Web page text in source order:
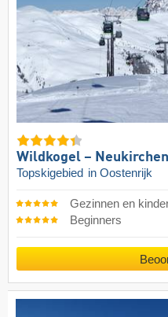
Wildkogel –
Topskigebied in Oostenrijk
Gezinnen en
Beginners